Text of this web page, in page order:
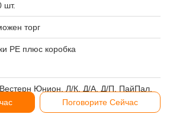
шт.
торг
PE плюс коробка
Юнион, Л/К, Д/А, Д/П, ПайПал,
Поговорите Сейчас